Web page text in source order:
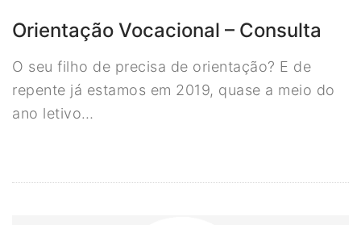
Orientação Vocacional – Consulta
O seu filho de precisa de orientação? E de
repente já estamos em 2019, quase a meio do
ano letivo…